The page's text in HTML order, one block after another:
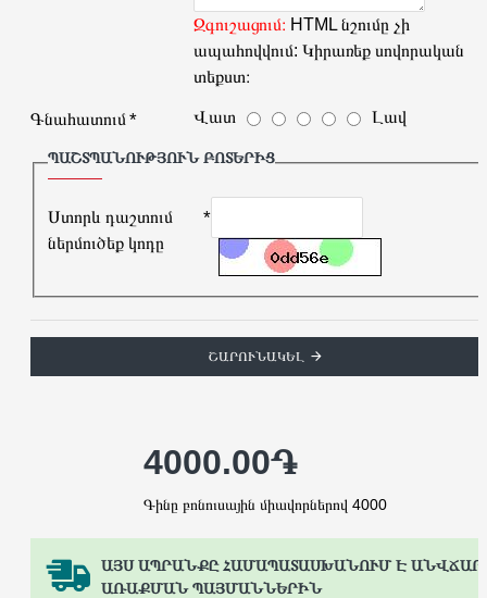
Զգուշացում։ HTML նշումը չի
ապահովվում: Կիրառեք սովորական
տեքստ։
Գնահատում Վատ Լավ
ՊԱՇՏՊԱՆՈՒԹՅՈՒՆ ԲՈՏԵՐԻՑ
Ստորև դաշտում
ներմուծեք կոդը
ՇԱՐՈՒՆԱԿԵԼ
ԱՅՍ ԱՊՐԱՆՔԸ ՀԱՄԱՊԱՏԱՍԽԱՆՈՒՄ Է ԱՆՎՃԱՐ
ԱՌԱՔՄԱՆ ՊԱՅՄԱՆՆԵՐԻՆ
4000.00֏
Գինը բոնուսային միավորներով 4000